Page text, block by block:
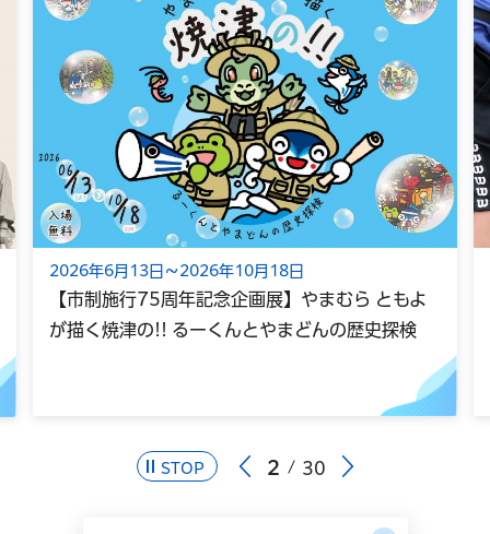
STOP 2 30
2026年6月13日～2026年10月18日
【市制施行75周年記念企画展】やまむら ともよ
が描く焼津の!! るーくんとやまどんの歴史探検